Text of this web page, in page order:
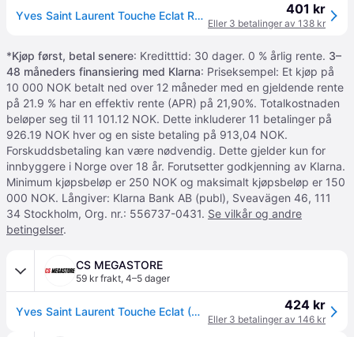
Yves Saint Laurent Touche Eclat Radiant Touch 401 kr
Eller 3 betalinger av 138 kr
*Kjøp først, betal senere: Kreditttid: 30 dager. 0 % årlig rente. 3–
48 måneders finansiering med Klarna: Priseksempel: Et kjøp på
10 000 NOK betalt ned over 12 måneder med en gjeldende rente
på 21.9 % har en effektiv rente (APR) på 21,90%. Totalkostnaden
beløper seg til 11 101.12 NOK. Dette inkluderer 11 betalinger på
926.19 NOK hver og en siste betaling på 913,04 NOK.
Forskuddsbetaling kan være nødvendig. Dette gjelder kun for
innbyggere i Norge over 18 år. Forutsetter godkjenning av Klarna.
Minimum kjøpsbeløp er 250 NOK og maksimalt kjøpsbeløp er 150
000 NOK. Långiver: Klarna Bank AB (publ), Sveavägen 46, 111
34 Stockholm, Org. nr.: 556737-0431. Se vilkår og andre
betingelser.
CS MEGASTORE
59 kr frakt, 4–5 dager
Yves Saint Laurent Touche Eclat (W) 1.5 Radiant Silk 2,5ml 424 kr
Eller 3 betalinger av 146 kr